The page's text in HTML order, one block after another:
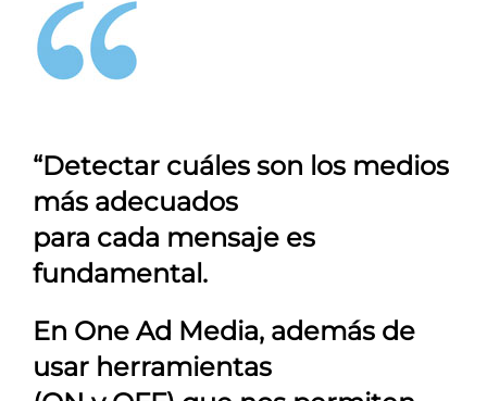
“Detectar cuáles son los medios
más adecuados
para cada mensaje es
fundamental.
En One Ad Media, además de
usar herramientas